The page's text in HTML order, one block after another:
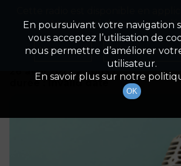
Détails De L'épisode
26 avril 2022
à 20h59
durée : Invalid date
En poursuivant votre navigation
vous acceptez l’utilisation de
nous permettre d’améliorer
utilisateur.
En savoir plus sur notre
OK
Appuyez ci-dessous pour
Non merci Télécharger